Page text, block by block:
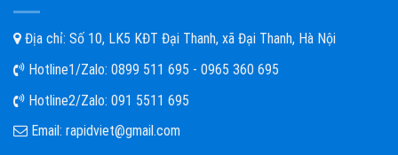
Địa chỉ: Số 10, LK5 KĐT Đại Thanh, xã Đại Thanh, Hà Nội
Hotline1/Zalo: 0899 511 695 - 0965 360 695
Hotline2/Zalo: 091 5511 695
Email: rapidviet@gmail.com